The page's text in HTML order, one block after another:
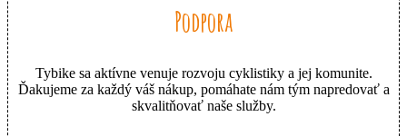
Podpora
Tybike sa aktívne venuje rozvoju cyklistiky a jej komunite.
Ďakujeme za každý váš nákup, pomáhate nám tým napredovať a
skvalitňovať naše služby.